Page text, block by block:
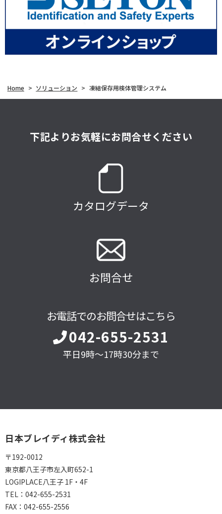
Home > ソリューション > 凍結保存用検体管理システム
下記よりお気軽にお問合せください
カタログデータ
お問合せ
お電話でのお問合せはこちら
042-655-2531
平日9時～17時30分まで
日本ブレイディ株式会社
〒192-0012
東京都八王子市左入町652-1
LOGIPLACE八王子 1F・4F
TEL： 042-655-2531
FAX： 042-655-2556